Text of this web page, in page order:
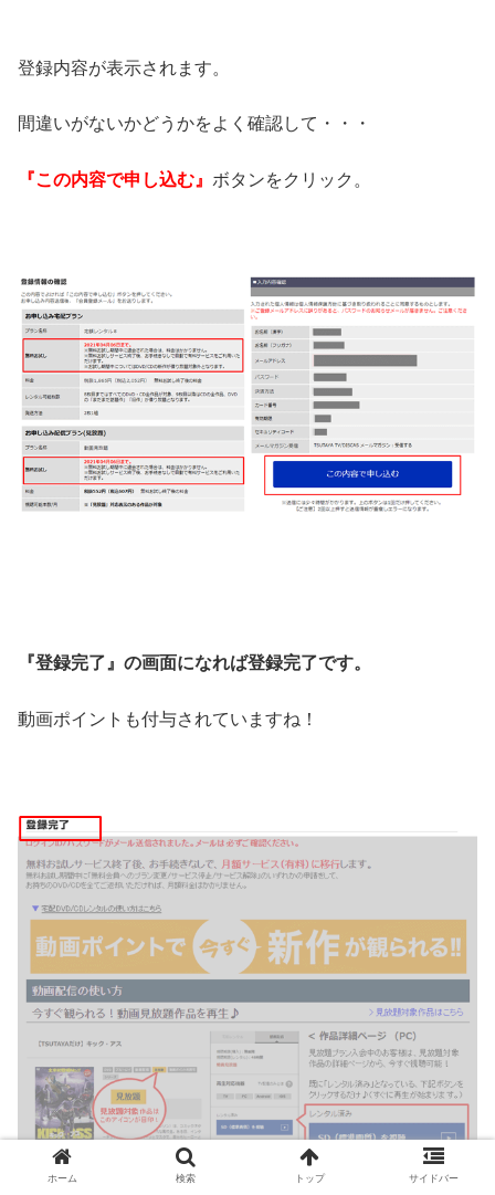
登録内容が表示されます。
間違いがないかどうかをよく確認して・・・
『この内容で申し込む』 ボタンをクリック。
『登録完了』の画面になれば登録完了です。
動画ポイントも付与されていますね！
ホーム 検索 トップ サイドバー